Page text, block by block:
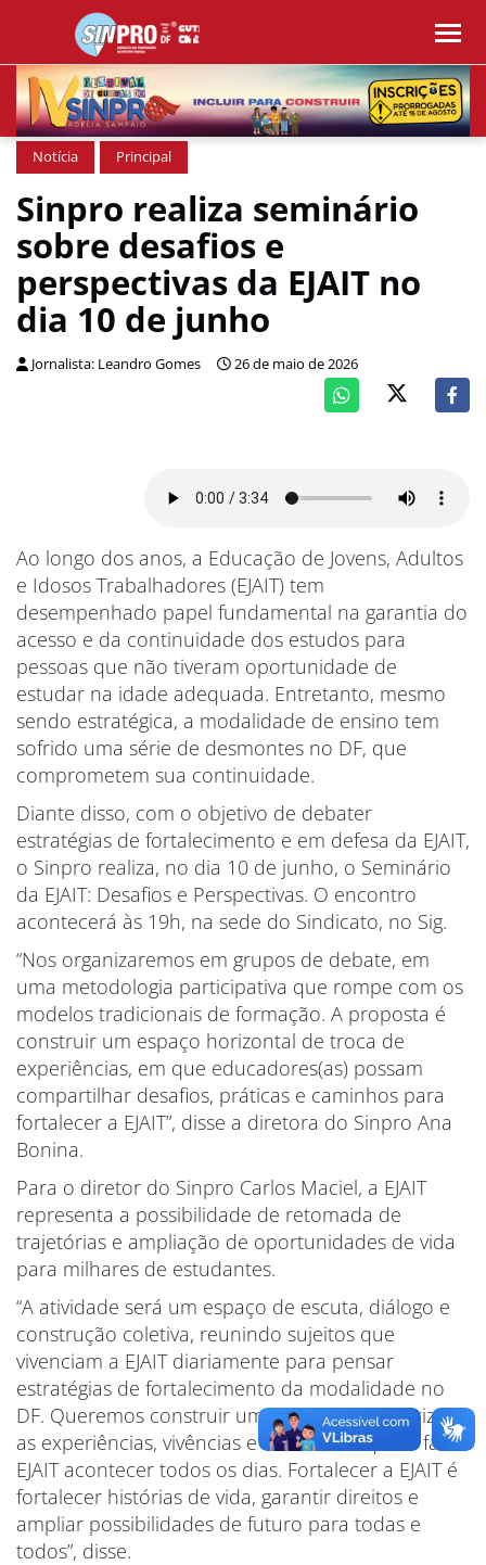
Notícia Principal
Sinpro realiza seminário
sobre desafios e
perspectivas da EJAIT no
dia 10 de junho
Jornalista: Leandro Gomes 26 de maio de 2026
Ao longo dos anos, a Educação de Jovens, Adultos
e Idosos Trabalhadores (EJAIT) tem
desempenhado papel fundamental na garantia do
acesso e da continuidade dos estudos para
pessoas que não tiveram oportunidade de
estudar na idade adequada. Entretanto, mesmo
sendo estratégica, a modalidade de ensino tem
sofrido uma série de desmontes no DF, que
comprometem sua continuidade.
Diante disso, com o objetivo de debater
estratégias de fortalecimento e em defesa da EJAIT,
o Sinpro realiza, no dia 10 de junho, o Seminário
da EJAIT: Desafios e Perspectivas. O encontro
acontecerá às 19h, na sede do Sindicato, no Sig.
“Nos organizaremos em grupos de debate, em
uma metodologia participativa que rompe com os
modelos tradicionais de formação. A proposta é
construir um espaço horizontal de troca de
experiências, em que educadores(as) possam
compartilhar desafios, práticas e caminhos para
fortalecer a EJAIT”, disse a diretora do Sinpro Ana
Bonina.
Para o diretor do Sinpro Carlos Maciel, a EJAIT
representa a possibilidade de retomada de
trajetórias e ampliação de oportunidades de vida
para milhares de estudantes.
“A atividade será um espaço de escuta, diálogo e
construção coletiva, reunindo sujeitos que
vivenciam a EJAIT diariamente para pensar
estratégias de fortalecimento da modalidade no
DF. Queremos construir um debate que valorize
as experiências, vivências e saberes de quem faz a
EJAIT acontecer todos os dias. Fortalecer a EJAIT é
fortalecer histórias de vida, garantir direitos e
ampliar possibilidades de futuro para todas e
todos”, disse.